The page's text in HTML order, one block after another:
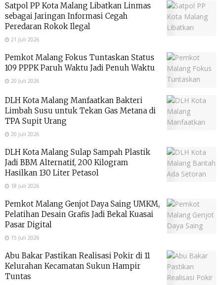
Satpol PP Kota Malang Libatkan Linmas
sebagai Jaringan Informasi Cegah
Peredaran Rokok Ilegal
21 Juli 2026
Pemkot Malang Fokus Tuntaskan Status
109 PPPK Paruh Waktu Jadi Penuh Waktu
20 Juli 2026
DLH Kota Malang Manfaatkan Bakteri
Limbah Susu untuk Tekan Gas Metana di
TPA Supit Urang
20 Juli 2026
DLH Kota Malang Sulap Sampah Plastik
Jadi BBM Alternatif, 200 Kilogram
Hasilkan 130 Liter Petasol
18 Juli 2026
Pemkot Malang Genjot Daya Saing UMKM,
Pelatihan Desain Grafis Jadi Bekal Kuasai
Pasar Digital
15 Juli 2026
Abu Bakar Pastikan Realisasi Pokir di 11
Kelurahan Kecamatan Sukun Hampir
Tuntas